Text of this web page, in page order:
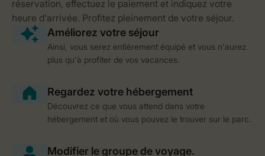
Ainsi, vous serez entièrement équipé et vous n'aurez
plus qu'à profiter de vos vacances.
Découvrez ce que vous attend dans votre
hébergement et où vous pouvez le trouver sur le parc.